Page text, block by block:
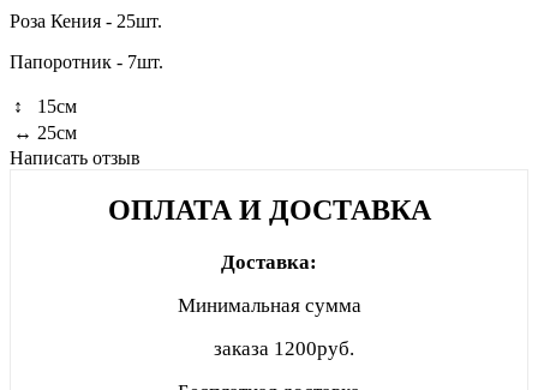
Роза Кения - 25шт.
Папоротник - 7шт.
↕
15см
↔ 25см
Написать отзыв
ОПЛАТА И ДОСТАВКА
Доставка:
Минимальная сумма
заказа 1200руб.